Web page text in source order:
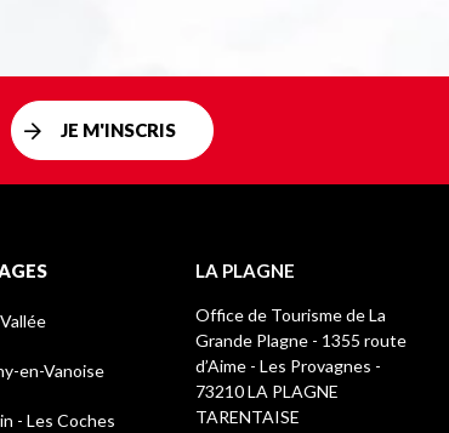
JE M'INSCRIS
en-Vanoise
- Les Coches
LA PLAGNE
Office de Tourisme de La
Grande Plagne - 1355 route
d’Aime - Les Provagnes -
73210 LA PLAGNE
TARENTAISE